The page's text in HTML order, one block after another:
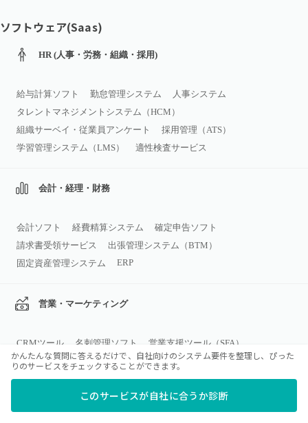
ソフトウェア(Saas)
HR (人事・労務・組織・採用)
給与計算ソフト 勤怠管理システム
人事システム
タレントマネジメントシステム（HCM）
組織サーベイ・従業員アンケート
採用管理（ATS）
学習管理システム（LMS）
適性検査サービス
会計・経理・財務
会計ソフト 経費精算システム
確定申告ソフト
請求書受領サービス
出張管理システム（BTM）
固定資産管理システム
ERP
営業・マーケティング
CRMツール 名刺管理ソフト
営業支援ツール（SFA）
SEOツール
チャットボット Web接客
予約システム
MAツール
かんたんな質問に答えるだけで、自社向けのシステム要件を整理し、ぴった
りのサービスをチェックすることができます。
このサービスが自社に合うか診断